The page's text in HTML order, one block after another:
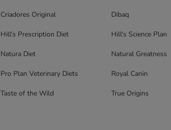
Criadores Original Dibaq
Hill's Prescription Diet Hill's Science Plan
Natura Diet Natural Greatness
Pro Plan Veterinary Diets Royal Canin
Taste of the Wild True Origins